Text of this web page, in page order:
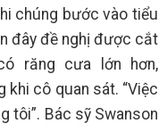
chúng bước vào tiểu
đây đề nghị được cắt
răng cưa lớn hơn,
khi cô quan sát. “Việc
tôi”. Bác sỹ Swanson